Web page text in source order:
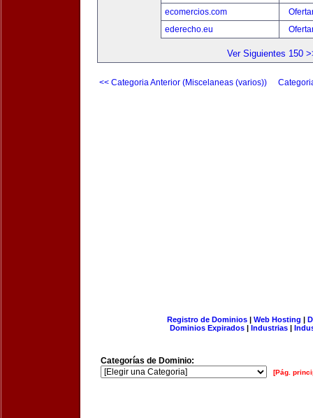
ecomercios.com
ederecho.eu
Ver Siguientes 150
<< Categoria Anterior (Miscelaneas (varios))
Registro de Dominios| Web Hosting |
Dominios Expirados | Industrias |
Categorías de Dominio:
[Pág.